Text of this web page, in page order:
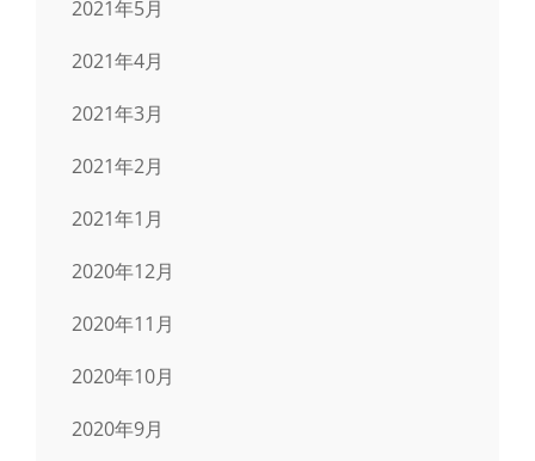
2021年5月
2021年4月
2021年3月
2021年2月
2021年1月
2020年12月
2020年11月
2020年10月
2020年9月